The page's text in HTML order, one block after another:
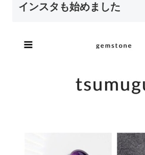
インスタも始めました